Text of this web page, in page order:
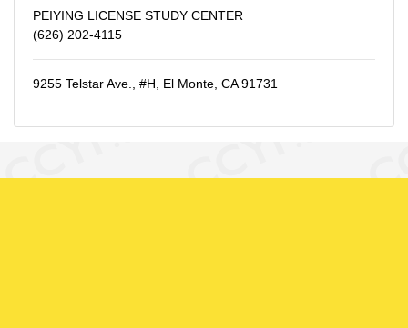
PEIYING LICENSE STUDY CENTER
(626) 202-4115
9255 Telstar Ave., #H, El Monte, CA 91731